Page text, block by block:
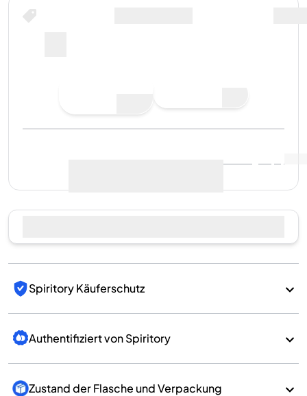
Spiritory Käuferschutz
Authentifiziert von Spiritory
Zustand der Flasche und Verpackung